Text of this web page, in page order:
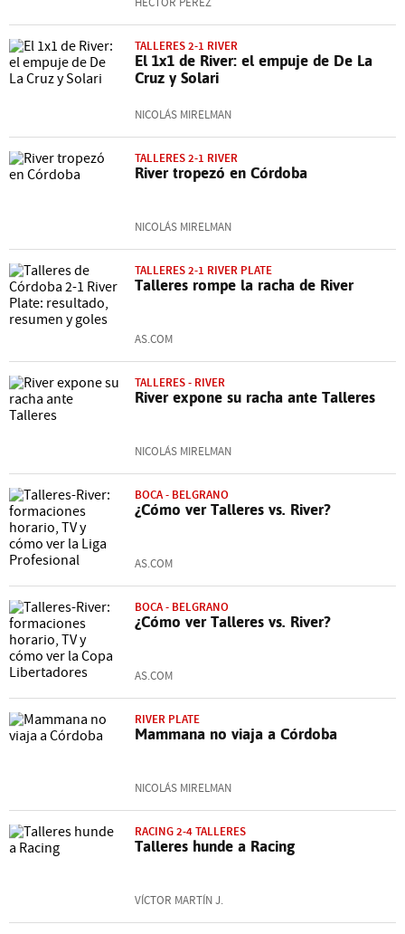
TALLERES 2-1 RIVER
El 1x1 de River: el empuje de De La
Cruz y Solari
NICOLÁS MIRELMAN
TALLERES 2-1 RIVER
River tropezó en Córdoba
NICOLÁS MIRELMAN
TALLERES 2-1 RIVER PLATE
Talleres rompe la racha de River
AS.COM
TALLERES - RIVER
River expone su racha ante Talleres
NICOLÁS MIRELMAN
BOCA - BELGRANO
¿Cómo ver Talleres vs. River?
AS.COM
BOCA - BELGRANO
¿Cómo ver Talleres vs. River?
AS.COM
RIVER PLATE
Mammana no viaja a Córdoba
NICOLÁS MIRELMAN
RACING 2-4 TALLERES
Talleres hunde a Racing
VÍCTOR MARTÍN J.